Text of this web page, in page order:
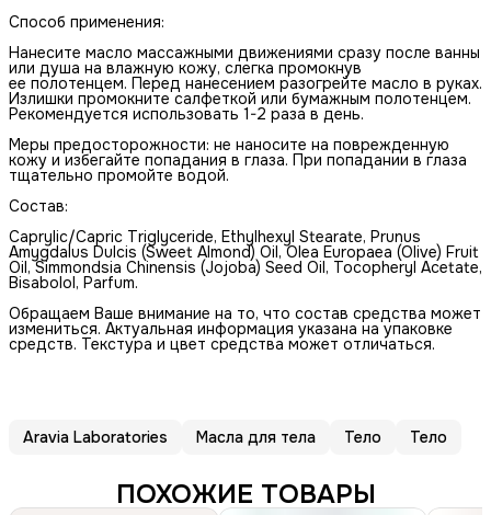
Способ применения:
Нанесите масло массажными движениями сразу после ванны
или душа на влажную кожу, слегка промокнув
ее полотенцем. Перед нанесением разогрейте масло в руках.
Излишки промокните салфеткой или бумажным полотенцем.
Рекомендуется использовать 1-2 раза в день.
Меры предосторожности: не наносите на поврежденную
кожу и избегайте попадания в глаза. При попадании в глаза
тщательно промойте водой.
Состав:
Caprylic/Capric Triglyceride, Ethylhexyl Stearate, Prunus
Amygdalus Dulcis (Sweet Almond) Oil, Olea Europaea (Olive) Fruit
Oil, Simmondsia Chinensis (Jojoba) Seed Oil, Tocopheryl Acetate,
Bisabolol, Parfum.
Обращаем Ваше внимание на то, что состав средства может
измениться. Актуальная информация указана на упаковке
средств. Текстура и цвет средства может отличаться.
Aravia Laboratories Масла для тела Тело Тело
ПОХОЖИЕ ТОВАРЫ